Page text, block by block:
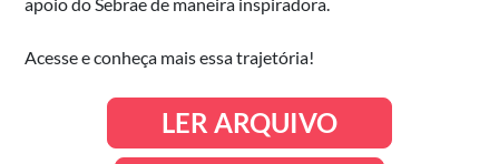
Acesse e conheça mais essa trajetória!
LER ARQUIVO